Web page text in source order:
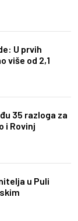
U prvih
više od 2,1
35 razloga za
i Rovinj
u Puli